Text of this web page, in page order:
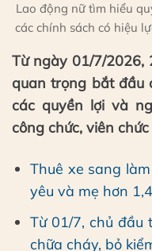
Lao động nữ tìm hiểu
các chính sách có hiệu
Từ ngày 01/7/2026,
quan trọng bắt đầu
các quyền lợi và
công chức, viên
Thuê xe sang
yêu và mẹ hơn
Từ 01/7, chủ đầu
chữa cháy, bỏ